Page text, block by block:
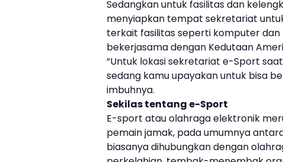
Sedangkan untuk fasilitas dan
menyiapkan tempat sekretariat
terkait fasilitas seperti komputer dan
bekerjasama dengan Kedutaan
“Untuk lokasi sekretariat e-Sport
sedang kamu upayakan untuk bisa
imbuhnya.
Sekilas tentang e-Sport
E-sport atau olahraga elektronik
pemain jamak, pada umumnya
biasanya dihubungkan dengan